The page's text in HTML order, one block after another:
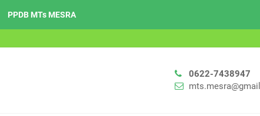
PPDB MTs MESRA
0622-7438947